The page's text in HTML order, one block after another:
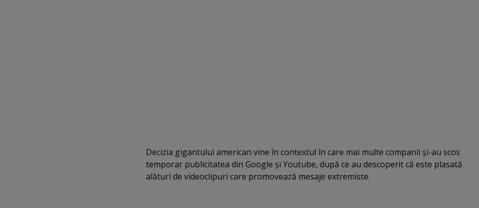
Decizia gigantului american vine în contextul în care mai multe companii şi-au scos
temporar publicitatea din Google şi Youtube, după ce au descoperit că este plasată
alături de videoclipuri care promovează mesaje extremiste.